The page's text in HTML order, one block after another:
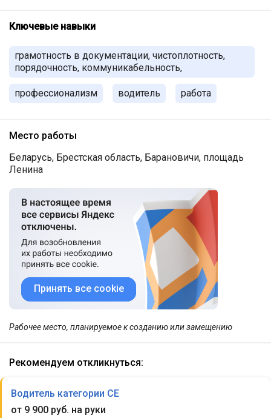
Ключевые навыки
грамотность в документации, чистоплотность,
порядочность, коммуникабельность,
профессионализм водитель работа
Место работы
Беларусь, Брестская область, Барановичи, площадь
Ленина
Принять все cookie
Рабочее место, планируемое к созданию или замещению
Рекомендуем откликнуться:
Водитель категории СЕ
от 9 900 руб. на руки